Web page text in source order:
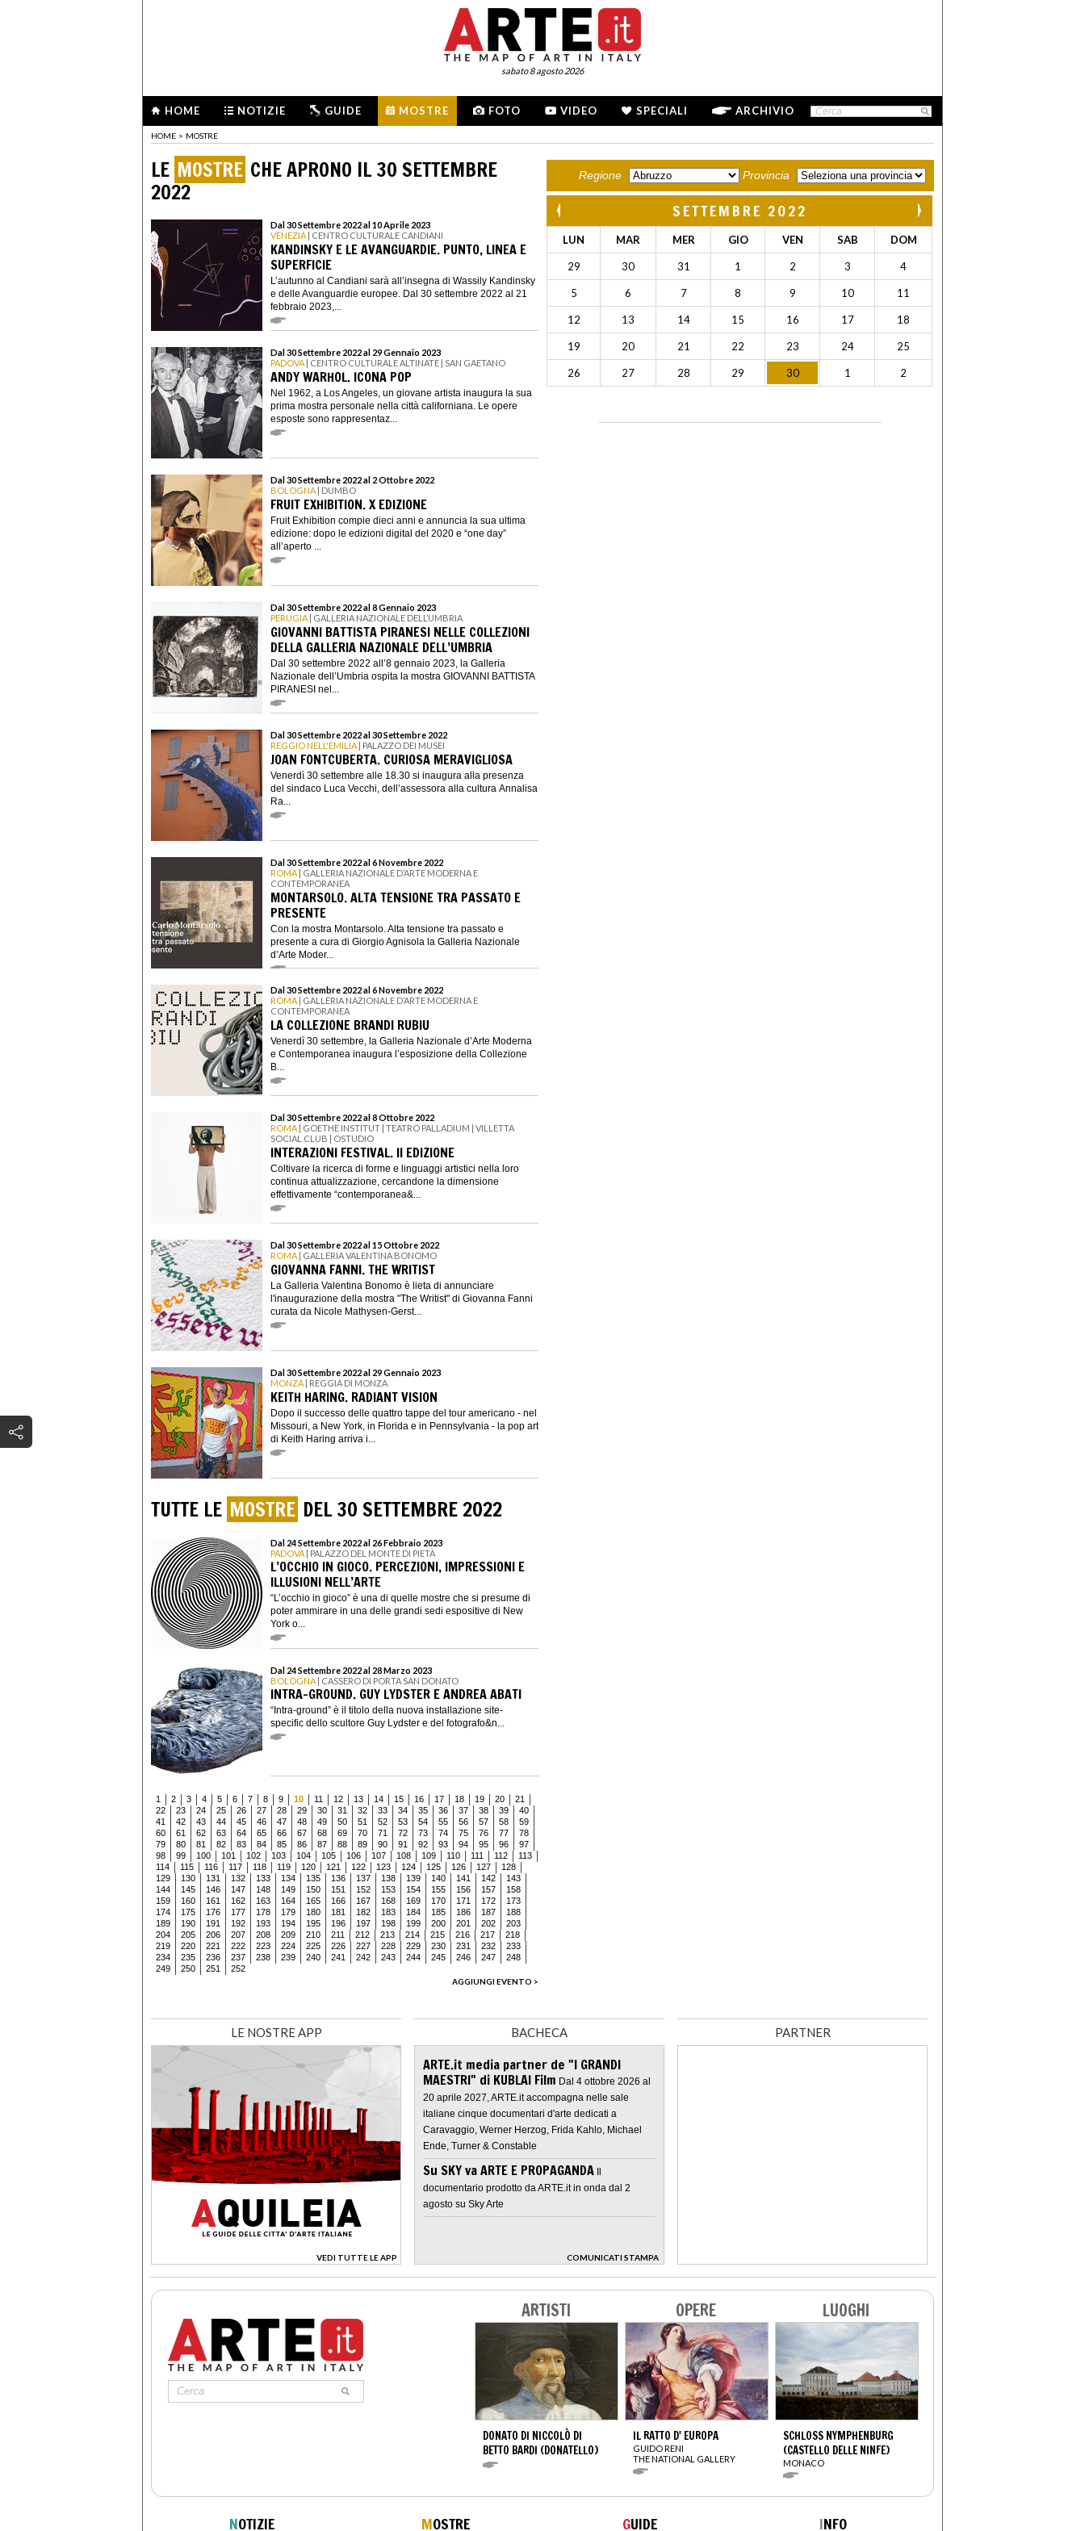
sabato 8 agosto 2026
HOME NOTIZIE GUIDE MOSTRE FOTO VIDEO SPECIALI ARCHIVIO
HOME > MOSTRE
LE MOSTRE CHE APRONO IL 30 SETTEMBRE
2022
Dal 30 Settembre 2022 al 10 Aprile 2023
VENEZIA | CENTRO CULTURALE CANDIANI
KANDINSKY E LE AVANGUARDIE. PUNTO, LINEA E
SUPERFICIE
L’autunno al Candiani sarà all’insegna di Wassily Kandinsky
e delle Avanguardie europee. Dal 30 settembre 2022 al 21
febbraio 2023,...
Dal 30 Settembre 2022 al 29 Gennaio 2023
PADOVA | CENTRO CULTURALE ALTINATE | SAN GAETANO
ANDY WARHOL. ICONA POP
Nel 1962, a Los Angeles, un giovane artista inaugura la sua
prima mostra personale nella città californiana. Le opere
esposte sono rappresentaz...
Dal 30 Settembre 2022 al 2 Ottobre 2022
BOLOGNA | DUMBO
FRUIT EXHIBITION. X EDIZIONE
Fruit Exhibition compie dieci anni e annuncia la sua ultima
edizione: dopo le edizioni digital del 2020 e “one day”
all’aperto ...
Dal 30 Settembre 2022 al 8 Gennaio 2023
PERUGIA | GALLERIA NAZIONALE DELL’UMBRIA
GIOVANNI BATTISTA PIRANESI NELLE COLLEZIONI
DELLA GALLERIA NAZIONALE DELL’UMBRIA
Dal 30 settembre 2022 all’8 gennaio 2023, la Galleria
Nazionale dell’Umbria ospita la mostra GIOVANNI BATTISTA
PIRANESI nel...
Dal 30 Settembre 2022 al 30 Settembre 2022
REGGIO NELL'EMILIA | PALAZZO DEI MUSEI
JOAN FONTCUBERTA. CURIOSA MERAVIGLIOSA
Venerdì 30 settembre alle 18.30 si inaugura alla presenza
del sindaco Luca Vecchi, dell’assessora alla cultura Annalisa
Ra...
Dal 30 Settembre 2022 al 6 Novembre 2022
ROMA | GALLERIA NAZIONALE D’ARTE MODERNA E
CONTEMPORANEA
MONTARSOLO. ALTA TENSIONE TRA PASSATO E
PRESENTE
Con la mostra Montarsolo. Alta tensione tra passato e
presente a cura di Giorgio Agnisola la Galleria Nazionale
d’Arte Moder...
Dal 30 Settembre 2022 al 6 Novembre 2022
ROMA | GALLERIA NAZIONALE D’ARTE MODERNA E
CONTEMPORANEA
LA COLLEZIONE BRANDI RUBIU
Venerdì 30 settembre, la Galleria Nazionale d’Arte Moderna
e Contemporanea inaugura l’esposizione della Collezione
B...
Dal 30 Settembre 2022 al 8 Ottobre 2022
ROMA | GOETHE INSTITUT | TEATRO PALLADIUM | VILLETTA
SOCIAL CLUB | OSTUDIO
INTERAZIONI FESTIVAL. II EDIZIONE
Coltivare la ricerca di forme e linguaggi artistici nella loro
continua attualizzazione, cercandone la dimensione
effettivamente “contemporanea&...
Dal 30 Settembre 2022 al 15 Ottobre 2022
ROMA | GALLERIA VALENTINA BONOMO
GIOVANNA FANNI. THE WRITIST
La Galleria Valentina Bonomo è lieta di annunciare
l'inaugurazione della mostra "The Writist" di Giovanna Fanni
curata da Nicole Mathysen-Gerst...
Dal 30 Settembre 2022 al 29 Gennaio 2023
MONZA | REGGIA DI MONZA
KEITH HARING. RADIANT VISION
Dopo il successo delle quattro tappe del tour americano - nel
Missouri, a New York, in Florida e in Pennsylvania - la pop art
di Keith Haring arriva i...
TUTTE LE MOSTRE DEL 30 SETTEMBRE 2022
Dal 24 Settembre 2022 al 26 Febbraio 2023
PADOVA | PALAZZO DEL MONTE DI PIETÀ
L’OCCHIO IN GIOCO. PERCEZIONI, IMPRESSIONI E
ILLUSIONI NELL’ARTE
“L’occhio in gioco” è una di quelle mostre che si presume di
poter ammirare in una delle grandi sedi espositive di New
York o...
Dal 24 Settembre 2022 al 28 Marzo 2023
BOLOGNA | CASSERO DI PORTA SAN DONATO
INTRA-GROUND. GUY LYDSTER E ANDREA ABATI
“Intra-ground” è il titolo della nuova installazione site-
specific dello scultore Guy Lydster e del fotografo&n...
1 2 3 4 5 6 7 8 9 10 11 12 13 14 15 16 17 18 19 20
21
22
23 24 25 26 27 28 29 30 31 32 33 34 35 36 37 38 39
40
41
42 43 44 45 46 47 48 49 50 51 52 53 54 55 56 57 58
59
60
61 62 63 64 65 66 67 68 69 70 71 72 73 74 75 76 77
78
79
80 81 82 83 84 85 86 87 88 89 90 91 92 93 94 95 96
97
98
99 100 101 102 103 104 105 106 107 108 109 110 111 112
113
114
115 116 117 118 119 120 121 122 123 124 125 126 127
128
129
130 131 132 133 134 135 136 137 138 139 140 141 142
143
144
145 146 147 148 149 150 151 152 153 154 155 156 157
158
159
160 161 162 163 164 165 166 167 168 169 170 171 172
173
174
175 176 177 178 179 180 181 182 183 184 185 186 187
188
189
190 191 192 193 194 195 196 197 198 199 200 201 202
203
204
205 206 207 208 209 210 211 212 213 214 215 216 217
218
219
220 221 222 223 224 225 226 227 228 229 230 231 232
233
234
235 236 237 238 239 240 241 242 243 244 245 246 247
248
249
250 251
252
AGGIUNGI EVENTO >
Regione Provincia
SETTEMBRE 2022
LUN MAR MER GIO VEN SAB DOM
29 30 31 1 2 3 4
5 6 7 8 9 10 11
12 13 14 15 16 17 18
19 20 21 22 23 24 25
26 27 28 29 30 1 2
LE NOSTRE APP
VEDI TUTTE LE APP
>
BACHECA
ARTE.it media partner de "I GRANDI
MAESTRI" di KUBLAI Film Dal 4 ottobre 2026 al
20 aprile 2027, ARTE.it accompagna nelle sale
italiane cinque documentari d'arte dedicati a
Caravaggio, Werner Herzog, Frida Kahlo, Michael
Ende, Turner & Constable
Su SKY va ARTE E PROPAGANDA Il
documentario prodotto da ARTE.it in onda dal 2
agosto su Sky Arte
COMUNICATI STAMPA
>
PARTNER
ARTISTI
DONATO DI NICCOLÒ DI
BETTO BARDI (DONATELLO)
OPERE
IL RATTO D' EUROPA
GUIDO RENI
THE NATIONAL GALLERY
LUOGHI
SCHLOSS NYMPHENBURG
(CASTELLO DELLE NINFE)
MONACO
NOTIZIE MOSTRE GUIDE INFO